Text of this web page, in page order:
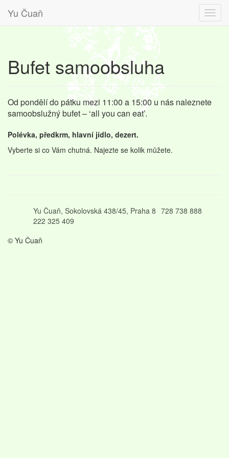
Yu Čuaň
Bufet samoobsluha
Od pondělí do pátku mezi 11:00 a 15:00 u nás naleznete
samoobslužný bufet – ‘all you can eat’.
Polévka, předkrm, hlavní jídlo, dezert.
Vyberte si co Vám chutná. Najezte se kolik můžete.
Yu Čuaň, Sokolovská 438/45, Praha 8 728 738 888
222 325 409
© Yu Čuaň